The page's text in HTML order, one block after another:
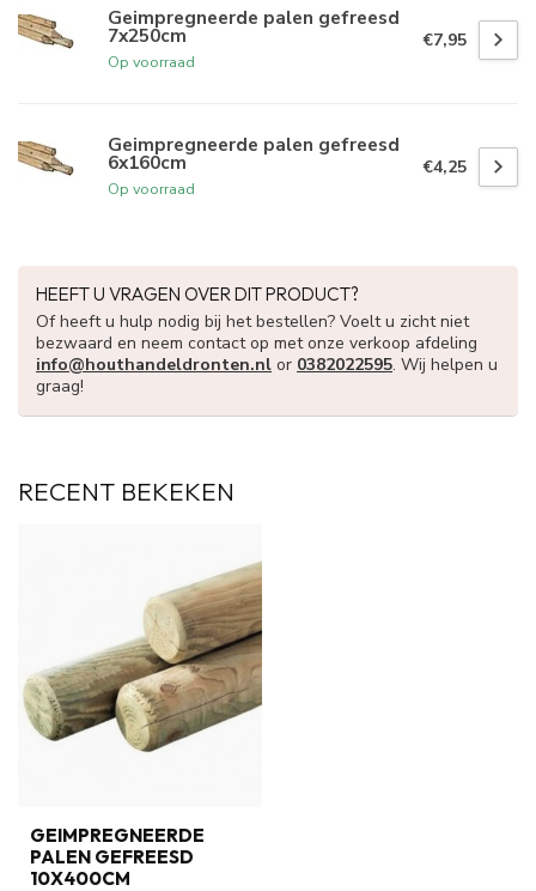
Geimpregneerde palen gefreesd
7x250cm
Op voorraad
€7,95
Geimpregneerde palen gefreesd
6x160cm
Op voorraad
€4,25
HEEFT U VRAGEN OVER DIT PRODUCT?
Of heeft u hulp nodig bij het bestellen? Voelt u zicht niet
bezwaard en neem contact op met onze verkoop afdeling
info@houthandeldronten.nl or 0382022595. Wij helpen u
graag!
RECENT BEKEKEN
GEIMPREGNEERDE
PALEN GEFREESD
10X400CM